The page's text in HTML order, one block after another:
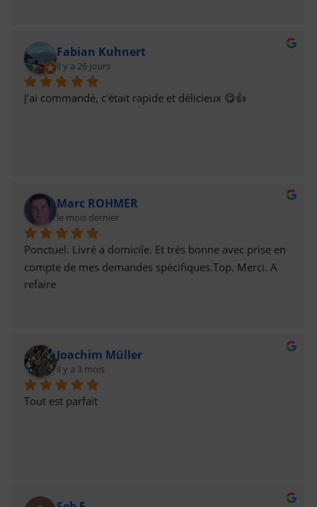
Fabian Kuhnert
il y a 26 jours
J'ai commandé, c'était rapide et délicieux 😋👍
Marc ROHMER
le mois dernier
Ponctuel. Livré a domicile. Et trés bonne avec prise en
compte de mes demandes spécifiques.Top. Merci. A
refaire
Joachim Müller
il y a 3 mois
Tout est parfait